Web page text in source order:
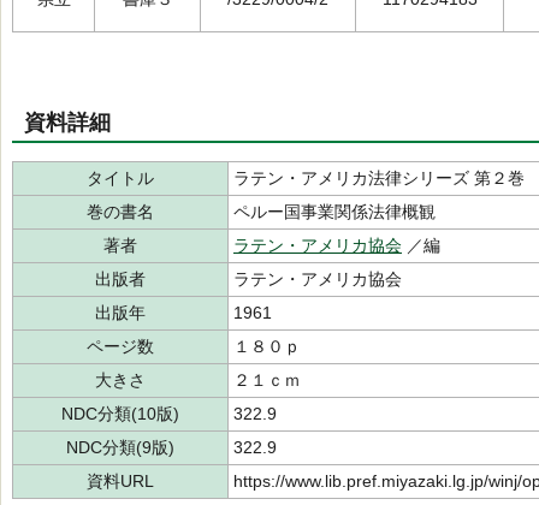
資料詳細
タイトル
ラテン・アメリカ法律シリーズ 第２巻
巻の書名
ペルー国事業関係法律概観
著者
ラテン・アメリカ協会 ／編
出版者
ラテン・アメリカ協会
出版年
1961
ページ数
１８０ｐ
大きさ
２１ｃｍ
NDC分類(10版)
322.9
NDC分類(9版)
322.9
資料URL
https://www.lib.pref.miyazaki.lg.jp/winj/